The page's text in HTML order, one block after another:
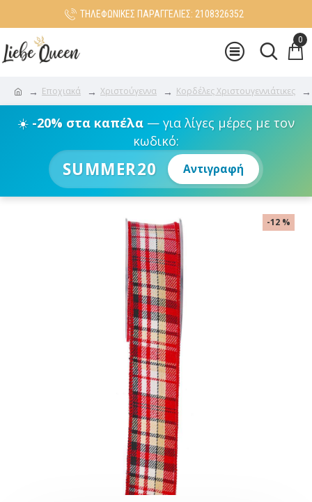
ΤΗΛΕΦΩΝΙΚΕΣ ΠΑΡΑΓΓΕΛΙΕΣ: 2108326352
0
Εποχιακά Χριστούγεννα Κορδέλες Χριστουγεννιάτικες
☀️ -20% στα καπέλα— για λίγες μέρες με τον
κωδικό:
SUMMER20 Αντιγραφή
-12 %